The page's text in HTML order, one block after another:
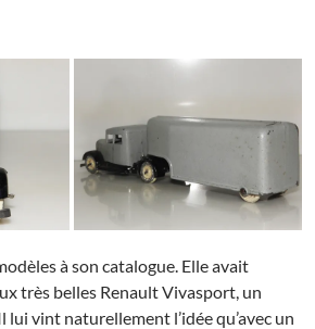
à son catalogue. Elle avait
très belles Renault Vivasport, un
lui vint naturellement l’idée qu’avec un